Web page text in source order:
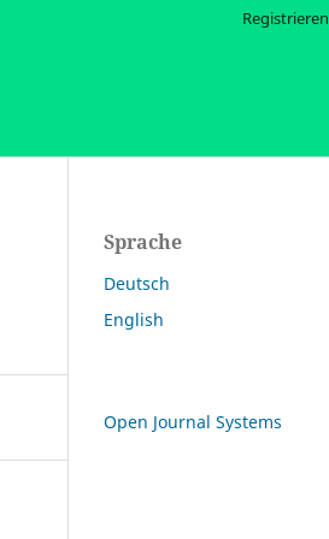
Registrieren
Sprache
Deutsch
English
Open Journal Systems